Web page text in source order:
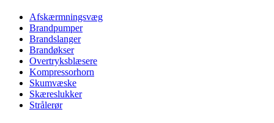
Afskærmningsvæg
Brandpumper
Brandslanger
Brandøkser
Overtryksblæsere
Kompressorhorn
Skumvæske
Skæreslukker
Strålerør